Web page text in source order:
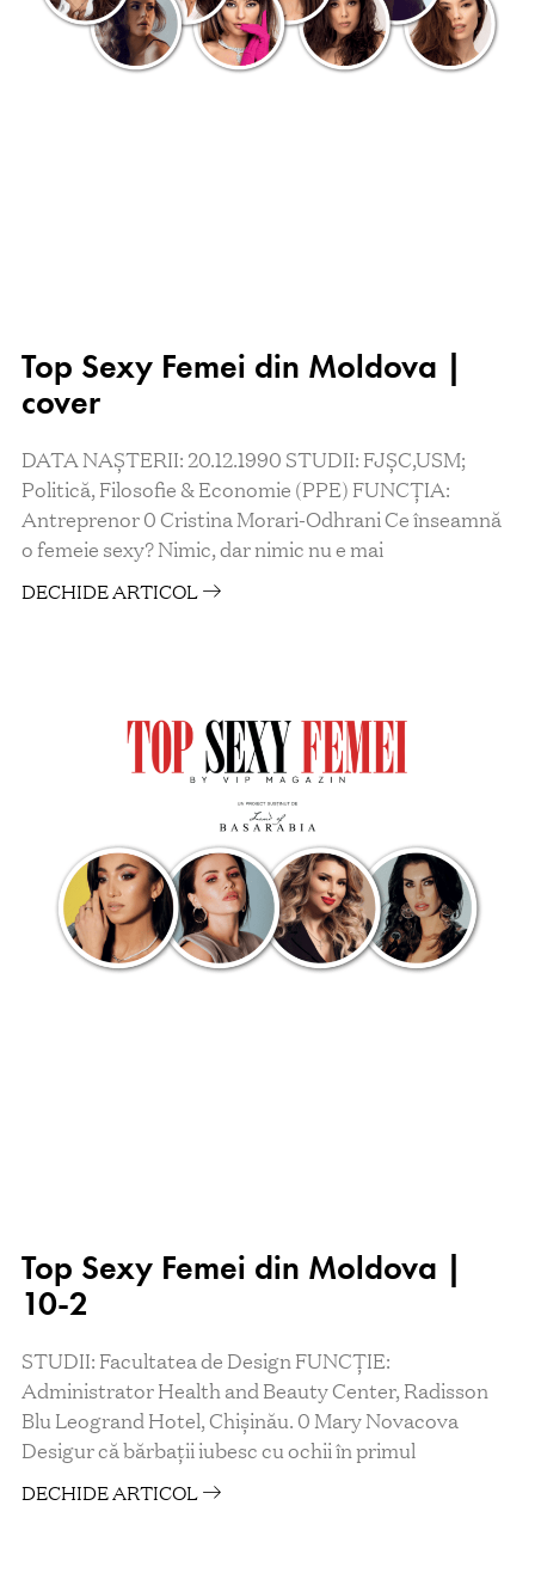
Top Sexy Femei din Moldova |
cover
DATA NAȘTERII: 20.12.1990 STUDII: FJȘC,USM;
Politică, Filosofie & Economie (PPE) FUNCȚIA:
Antreprenor 0 Cristina Morari-Odhrani Ce înseamnă
o femeie sexy? Nimic, dar nimic nu e mai
DECHIDE ARTICOL
Top Sexy Femei din Moldova |
10-2
STUDII: Facultatea de Design FUNCŢIE:
Administrator Health and Beauty Center, Radisson
Blu Leogrand Hotel, Chișinău. 0 Mary Novacova
Desigur că bărbaţii iubesc cu ochii în primul
DECHIDE ARTICOL